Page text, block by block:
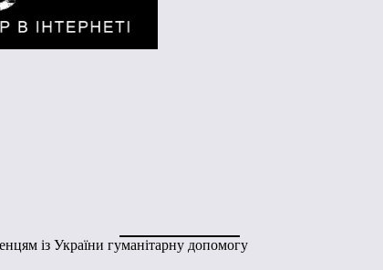
із України гуманітарну допомогу